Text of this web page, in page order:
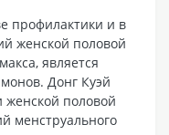
профилактики и в
женской половой
является
Донг Куэй
половой
менструального